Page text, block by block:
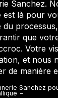
Sanchez.
est là pour
du
que
Votre
et nous
de manière
Sanchez